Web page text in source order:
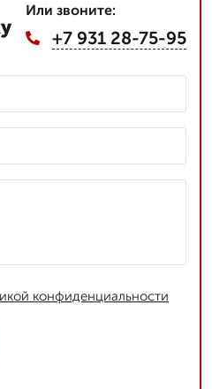
Или звоните:
+7 931 28-75-95
конфиденциальности